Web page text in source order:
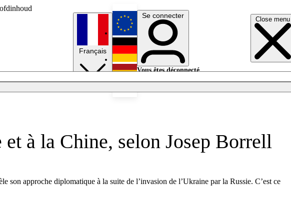
Close menu
Français
English
Deutsch
Se connecter
Vous êtes déconnecté.
à la Chine, selon Josep Borrell
son approche diplomatique à la suite de l’invasion de l’Ukraine par la Russie. C’est ce